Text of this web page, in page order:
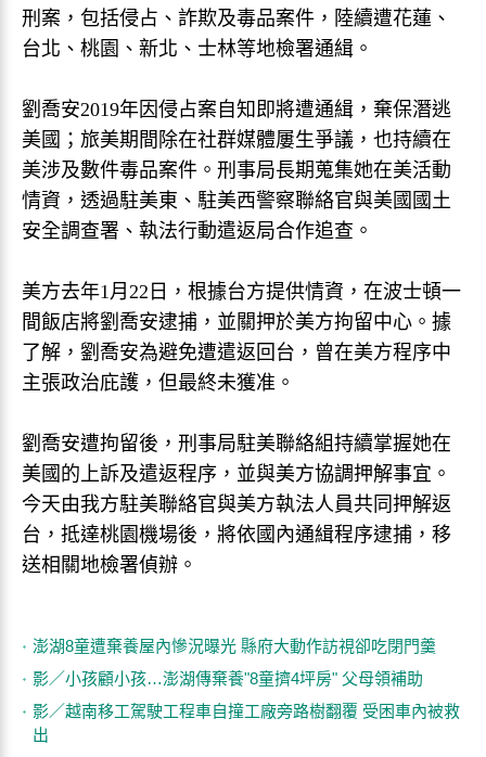
刑案，包括侵占、詐欺及毒品案件，陸續遭花蓮、
台北、桃園、新北、士林等地檢署通緝。
劉喬安2019年因侵占案自知即將遭通緝，棄保潛逃
美國；旅美期間除在社群媒體屢生爭議，也持續在
美涉及數件毒品案件。刑事局長期蒐集她在美活動
情資，透過駐美東、駐美西警察聯絡官與美國國土
安全調查署、執法行動遣返局合作追查。
美方去年1月22日，根據台方提供情資，在波士頓一
間飯店將劉喬安逮捕，並關押於美方拘留中心。據
了解，劉喬安為避免遭遣返回台，曾在美方程序中
主張政治庇護，但最終未獲准。
劉喬安遭拘留後，刑事局駐美聯絡組持續掌握她在
美國的上訴及遣返程序，並與美方協調押解事宜。
今天由我方駐美聯絡官與美方執法人員共同押解返
台，抵達桃園機場後，將依國內通緝程序逮捕，移
送相關地檢署偵辦。
澎湖8童遭棄養屋內慘況曝光 縣府大動作訪視卻吃閉門羹
影／小孩顧小孩…澎湖傳棄養"8童擠4坪房" 父母領補助
影／越南移工駕駛工程車自撞工廠旁路樹翻覆 受困車內被救
出